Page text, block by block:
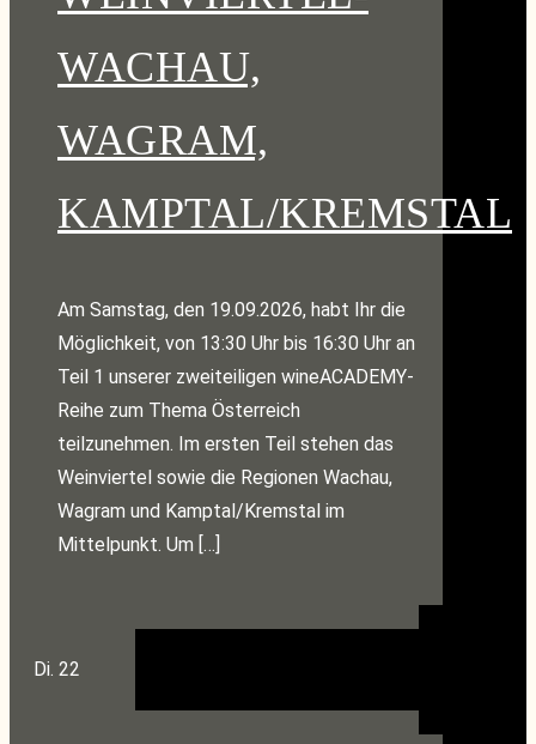
WACHAU,
WAGRAM,
KAMPTAL/KREMSTAL
Am Samstag, den 19.09.2026, habt Ihr die
Möglichkeit, von 13:30 Uhr bis 16:30 Uhr an
Teil 1 unserer zweiteiligen wineACADEMY-
Reihe zum Thema Österreich
teilzunehmen. Im ersten Teil stehen das
Weinviertel sowie die Regionen Wachau,
Wagram und Kamptal/Kremstal im
Mittelpunkt. Um […]
Di. 22